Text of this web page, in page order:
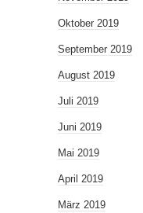
Oktober 2019
September 2019
August 2019
Juli 2019
Juni 2019
Mai 2019
April 2019
März 2019